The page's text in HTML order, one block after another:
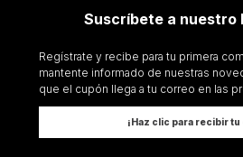
Suscríbete a nuestro
Regístrate y recibe para tu primera
mantente informado de nuestras
que el cupón llega a tu correo en las
¡Haz clic para recibir